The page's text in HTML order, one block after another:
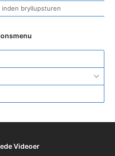
bryllupsturen
Videoer